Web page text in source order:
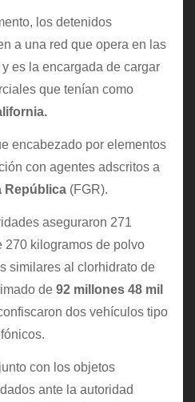
los detenidos
a una red que opera en las
y es la encargada de cargar
que tenían como
encabezado por elementos
con agentes adscritos a
República (FGR).
aseguraron 271
270 kilogramos de polvo
similares al clorhidrato de
de 92 millones 48 mil
dos vehículos tipo
con los objetos
ante la autoridad